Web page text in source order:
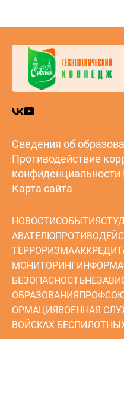
Сведения об
Противодействие
конфиденциальности
Карта сайта
НОВОСТИСОБЫТИЯ
АВАТЕЛЮ
ТЕРРОРИЗМА
МОНИТОРИНГ
БЕЗОПАСНОСТЬ
ОБРАЗОВАНИЯ
ОРМАЦИЯВОЕННАЯ
ВОЙСКАХ